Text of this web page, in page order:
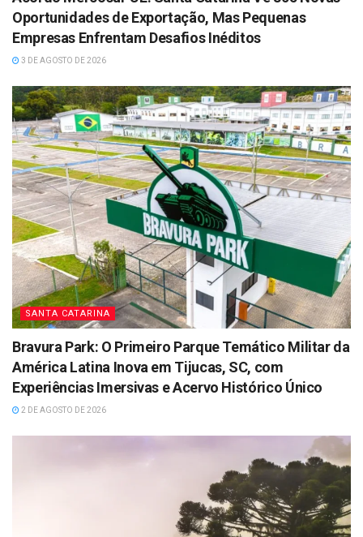
Oportunidades de Exportação, Mas Pequenas
Empresas Enfrentam Desafios Inéditos
3 DE AGOSTO DE 2026
SANTA CATARINA
Bravura Park: O Primeiro Parque Temático Militar da
América Latina Inova em Tijucas, SC, com
Experiências Imersivas e Acervo Histórico Único
2 DE AGOSTO DE 2026